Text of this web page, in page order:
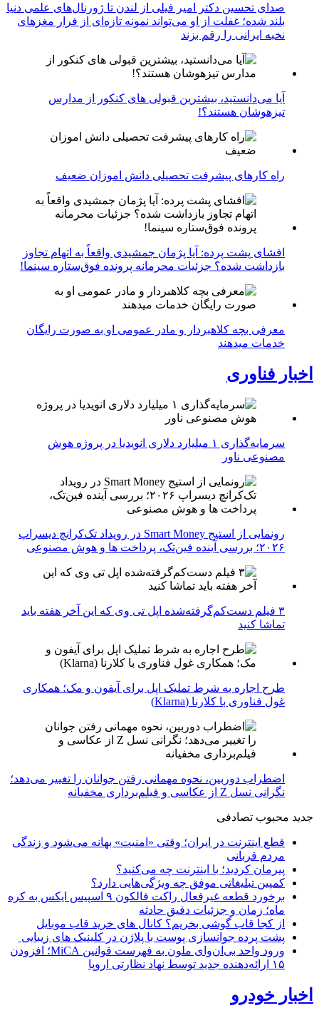
صدای تحسین دکتر امیر فیلی از لندن تا ژورنال‌های علمی دنیا
بلند شده؛ غفلت از او می‌تواند نمونه تازه‌ای از فرار مغزهای
نخبه ایرانی را رقم بزند
آیا می‌دانستید، بیشترین قبولی های کنکور از مدارس
تیزهوشان هستند؟!
راه کارهای پیشرفت تحصیلی دانش اموزان ضعیف
افشای پشت پرده: آیا پژمان جمشیدی واقعاً به اتهام تجاوز
بازداشت شده؟ جزئیات محرمانه پرونده فوق‌ستاره سینما!
معرفی بچه کلاهبردار و مادر عمومی او به صورت رایگان
خدمات میدهند
اخبار فناوری
سرمایه‌گذاری ۱ میلیارد دلاری انویدیا در پروژه هوش
مصنوعی ناور
رونمایی از استیج Smart Money در رویداد تک‌کرانچ دیسراپ
۲۰۲۶؛ بررسی آینده فین‌تک، پرداخت‌ ها و هوش مصنوعی
۳ فیلم دست‌کم‌گرفته‌شده اپل تی وی که این آخر هفته باید
تماشا کنید
طرح اجاره به شرط تملیک اپل برای آیفون و مک؛ همکاری
غول فناوری با کلارنا (Klarna)
اضطراب دوربین، نحوه مهمانی رفتن جوانان را تغییر می‌دهد؛
نگرانی نسل Z از عکاسی و فیلم‌برداری مخفیانه
جدید محبوب تصادفی
قطع اینترنت در ایران؛ وقتی «امنیت» بهانه می‌شود و زندگی
مردم قربانی
پیرمان کردید؛ با اینترنت چه می‌کنید؟
کمپین تبلیغاتی موفق چه ویژگی‌هایی دارد؟
برخورد قطعه غیرفعال راکت فالکون ۹ اسپیس ایکس به کره
ماه؛ زمان و جزئیات دقیق حادثه
از کجا قاب گوشی بخریم؟ کانال های خرید قاب موبایل
پشت پرده جوانسازی پوست با پلاژن در کلینیک های زیبایی
ورود واحد بی‌ان‌وای ملون به فهرست قوانین MiCA؛ افزودن
۱۵ ارائه‌دهنده جدید توسط نهاد نظارتی اروپا
اخبار خودرو